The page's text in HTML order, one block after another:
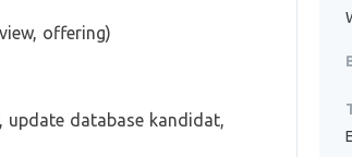
offering)
update database kandidat,